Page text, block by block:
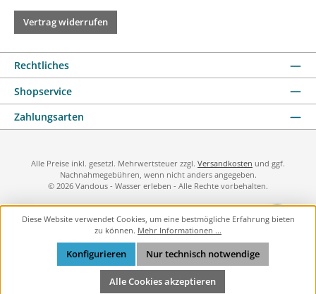
Vertrag widerrufen
Rechtliches
Shopservice
Zahlungsarten
Alle Preise inkl. gesetzl. Mehrwertsteuer zzgl. Versandkosten und ggf.
Nachnahmegebühren, wenn nicht anders angegeben.
© 2026 Vandous - Wasser erleben - Alle Rechte vorbehalten.
Diese Website verwendet Cookies, um eine bestmögliche Erfahrung bieten
zu können. Mehr Informationen ...
Nur technisch notwendige
Konfigurieren
Alle Cookies akzeptieren